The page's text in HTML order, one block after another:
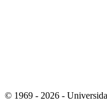
© 1969 - 2026 -